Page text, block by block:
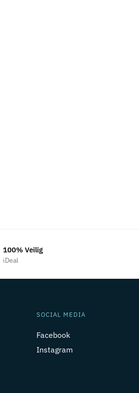
100% Veilig
iDeal
SOCIAL MEDIA
Facebook
Instagram